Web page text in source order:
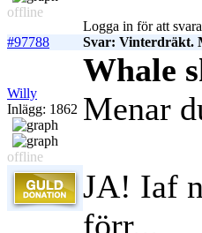
offline
Logga in för att svara
#97788
Svar: Vinterdräkt.
Willy
Inlägg: 1862
offline
Whale
Menar
JA! Iaf
förr...